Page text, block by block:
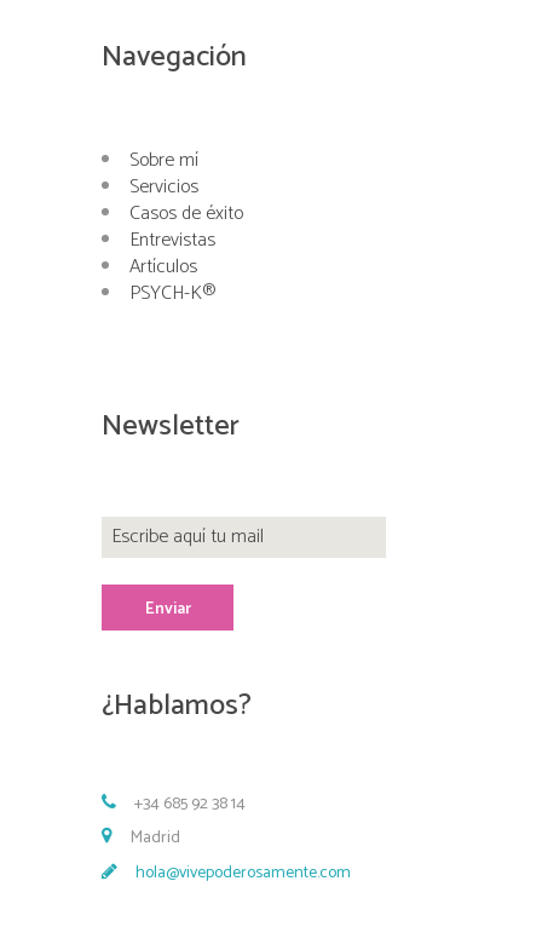
Navegación
Sobre mí
Servicios
Casos de éxito
Entrevistas
Artículos
PSYCH-K®
Newsletter
¿Hablamos?
+34 685 92 38 14
Madrid
hola@vivepoderosamente.com